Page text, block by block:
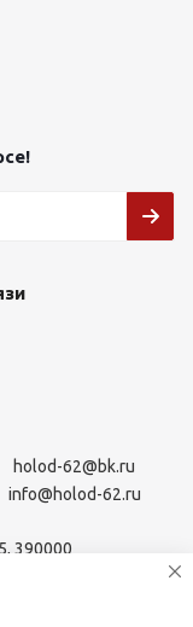
holod-62@bk.ru
info@holod-62.ru
390000